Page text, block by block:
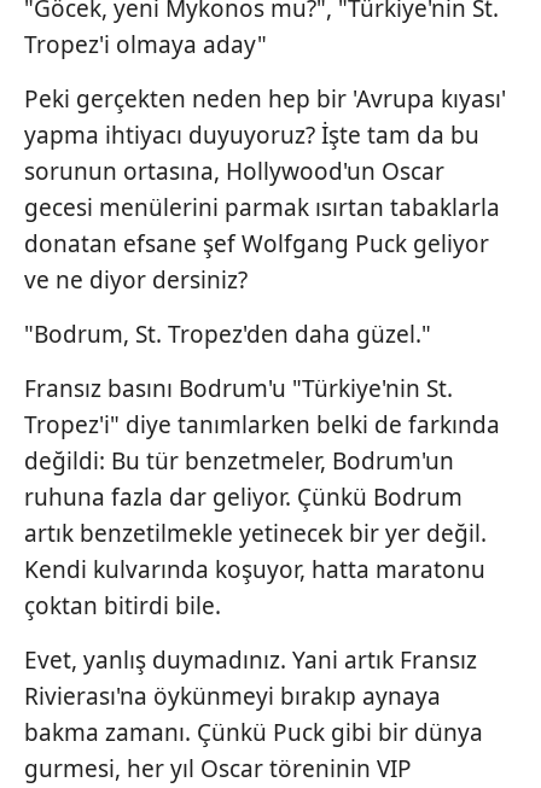
"Göcek, yeni Mykonos mu?", "Türkiye'nin St.
Tropez'i olmaya aday"
Peki gerçekten neden hep bir 'Avrupa kıyası'
yapma ihtiyacı duyuyoruz? İşte tam da bu
sorunun ortasına, Hollywood'un Oscar
gecesi menülerini parmak ısırtan tabaklarla
donatan efsane şef Wolfgang Puck geliyor
ve ne diyor dersiniz?
"Bodrum, St. Tropez'den daha güzel."
Fransız basını Bodrum'u "Türkiye'nin St.
Tropez'i" diye tanımlarken belki de farkında
değildi: Bu tür benzetmeler, Bodrum'un
ruhuna fazla dar geliyor. Çünkü Bodrum
artık benzetilmekle yetinecek bir yer değil.
Kendi kulvarında koşuyor, hatta maratonu
çoktan bitirdi bile.
Evet, yanlış duymadınız. Yani artık Fransız
Rivierası'na öykünmeyi bırakıp aynaya
bakma zamanı. Çünkü Puck gibi bir dünya
gurmesi, her yıl Oscar töreninin VIP